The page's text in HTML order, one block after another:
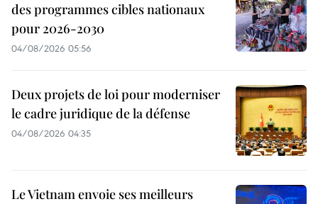
des programmes cibles nationaux
pour 2026-2030
04/08/2026 05:56
Deux projets de loi pour moderniser
le cadre juridique de la défense
04/08/2026 04:35
Le Vietnam envoie ses meilleurs